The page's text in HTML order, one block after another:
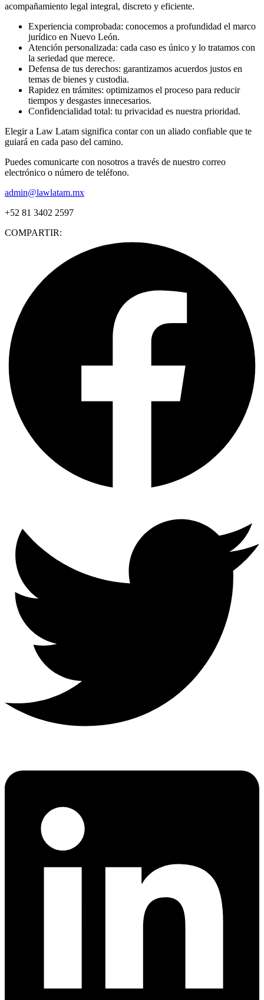
acompañamiento legal integral, discreto y eficiente.
Experiencia comprobada: conocemos a profundidad el marco
jurídico en Nuevo León.
Atención personalizada: cada caso es único y lo tratamos con
la seriedad que merece.
Defensa de tus derechos: garantizamos acuerdos justos en
temas de bienes y custodia.
Rapidez en trámites: optimizamos el proceso para reducir
tiempos y desgastes innecesarios.
Confidencialidad total: tu privacidad es nuestra prioridad.
Elegir a Law Latam significa contar con un aliado confiable que te
guiará en cada paso del camino.
Puedes comunicarte con nosotros a través de nuestro correo
electrónico o número de teléfono.
admin@lawlatam.mx
+52 81 3402 2597
COMPARTIR: